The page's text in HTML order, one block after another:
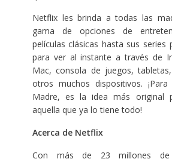
Netflix les brinda a todas las
gama de opciones de
películas clásicas hasta sus series
para ver al instante a través de
Mac, consola de juegos,
otros muchos dispositivos.
Madre, es la idea más original
aquella que ya lo tiene todo!
Acerca de Netflix
Con más de 23 millones de